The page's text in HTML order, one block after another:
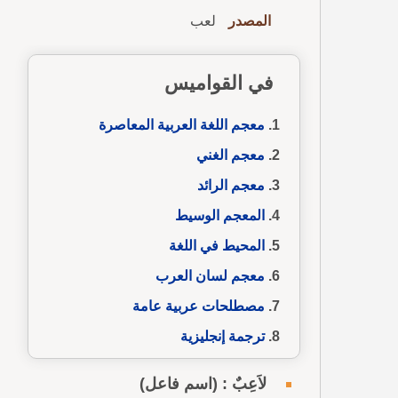
المصدر لعب
في القواميس
معجم اللغة العربية المعاصرة
معجم الغني
معجم الرائد
المعجم الوسيط
المحيط في اللغة
معجم لسان العرب
مصطلحات عربية عامة
ترجمة إنجليزية
لاَعِبٌ : (اسم فاعل)